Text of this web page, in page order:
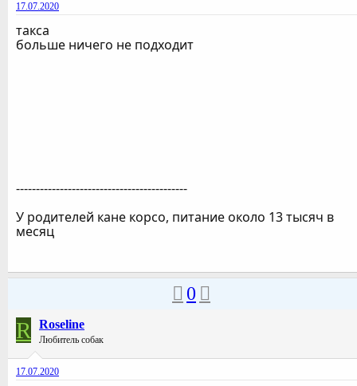
17.07.2020
такса
больше ничего не подходит
-------------------------------------------
У родителей кане корсо, питание около 13 тысяч в
месяц
0
R Roseline
Любитель собак
17.07.2020